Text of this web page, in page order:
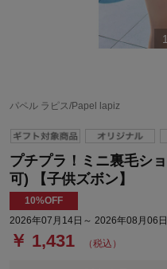
1
パペル ラピス/Papel lapiz
プチプラ！ミニ裏毛シ
可) 【子供ズボン】
10%OFF
2026年07月14日～ 2026年08月06
￥ 1,431 （税込）